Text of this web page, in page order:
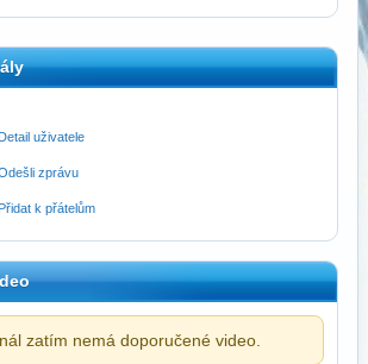
Detail uživatele
zprávu
Přidat k přátelům
zatím nemá doporučené video.